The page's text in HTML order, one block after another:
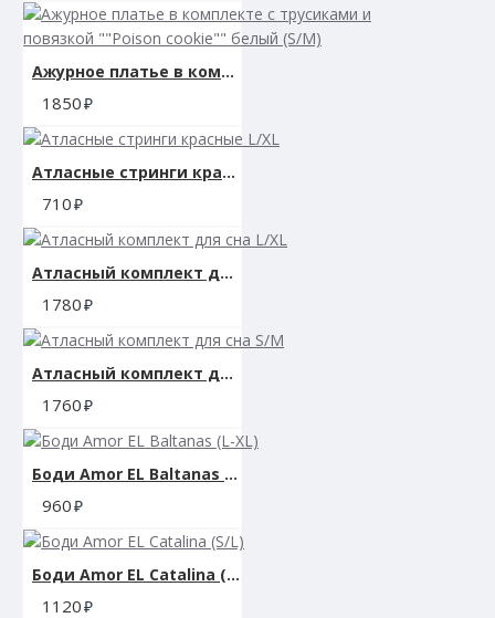
Ажурное платье в комплекте с трусиками и повязкой ""Poison cookie"" белый (S/M)
1850
Атласные стринги красные L/XL
710
Атласный комплект для сна L/XL
1780
Атласный комплект для сна S/M
1760
Боди Amor EL Baltanas (L-XL)
960
Боди Amor EL Catalina (S/L)
1120